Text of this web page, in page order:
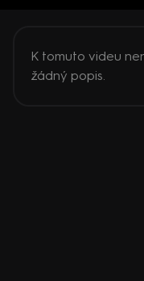
K tomuto videu
žádný popis.